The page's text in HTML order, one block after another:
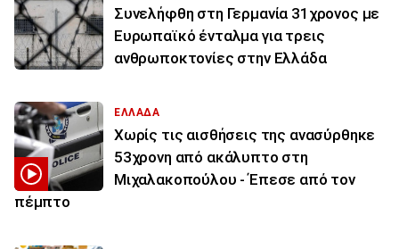
Συνελήφθη στη Γερμανία 31χρονος με
Ευρωπαϊκό ένταλμα για τρεις
ανθρωποκτονίες στην Ελλάδα
ΕΛΛΑΔΑ
Χωρίς τις αισθήσεις της ανασύρθηκε
53χρονη από ακάλυπτο στη
Μιχαλακοπούλου - Έπεσε από τον
πέμπτο